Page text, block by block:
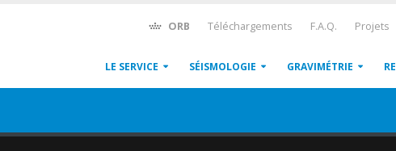
ORB Téléchargements F.A.Q. Projets
LE SERVICE SÉISMOLOGIE GRAVIMÉTRIE